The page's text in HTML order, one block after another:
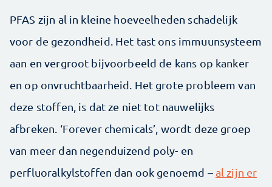
PFAS zijn al in kleine hoeveelheden schadelijk
voor de gezondheid. Het tast ons immuunsysteem
aan en vergroot bijvoorbeeld de kans op kanker
en op onvruchtbaarheid. Het grote probleem van
deze stoffen, is dat ze niet tot nauwelijks
afbreken. ‘Forever chemicals’, wordt deze groep
van meer dan negenduizend poly- en
perfluoralkylstoffen dan ook genoemd –al zijn er